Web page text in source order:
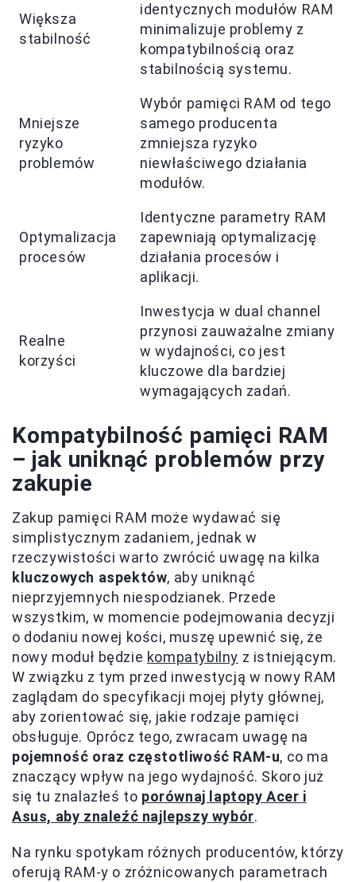
Większa
stabilność
identycznych modułów RAM
minimalizuje problemy z
kompatybilnością oraz
stabilnością systemu.
Mniejsze
ryzyko
problemów
Wybór pamięci RAM od tego
samego producenta
zmniejsza ryzyko
niewłaściwego działania
modułów.
Optymalizacja
procesów
Identyczne parametry RAM
zapewniają optymalizację
działania procesów i
aplikacji.
Realne
korzyści
Inwestycja w dual channel
przynosi zauważalne zmiany
w wydajności, co jest
kluczowe dla bardziej
wymagających zadań.
Kompatybilność pamięci RAM
– jak uniknąć problemów przy
zakupie
Zakup pamięci RAM może wydawać się
simplistycznym zadaniem, jednak w
rzeczywistości warto zwrócić uwagę na kilka
kluczowych aspektów, aby uniknąć
nieprzyjemnych niespodzianek. Przede
wszystkim, w momencie podejmowania decyzji
o dodaniu nowej kości, muszę upewnić się, że
nowy moduł będzie kompatybilny z istniejącym.
W związku z tym przed inwestycją w nowy RAM
zaglądam do specyfikacji mojej płyty głównej,
aby zorientować się, jakie rodzaje pamięci
obsługuje. Oprócz tego, zwracam uwagę na
pojemność oraz częstotliwość RAM-u, co ma
znaczący wpływ na jego wydajność. Skoro już
się tu znalazłeś to porównaj laptopy Acer i
Asus, aby znaleźć najlepszy wybór.
Na rynku spotykam różnych producentów, którzy
oferują RAM-y o zróżnicowanych parametrach